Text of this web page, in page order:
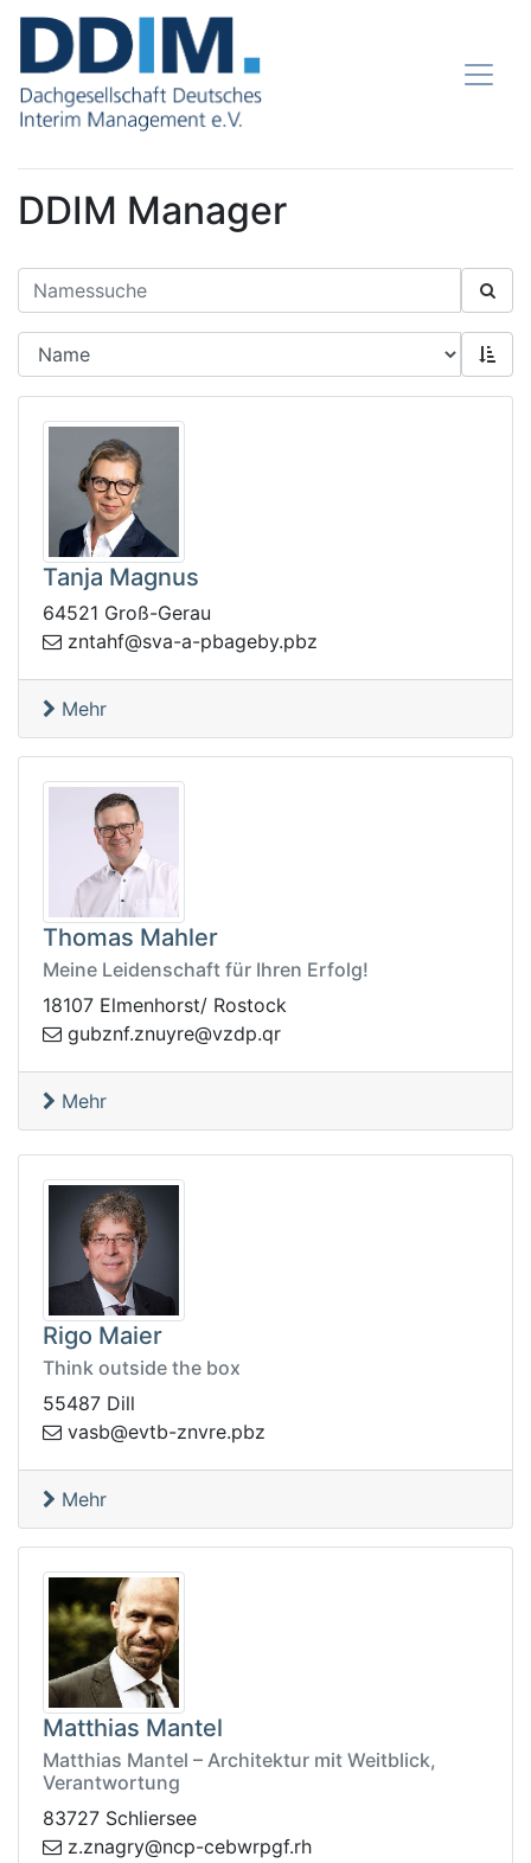
DDIM Manager
Tanja Magnus
64521 Groß-Gerau
zb
p.ybegabp-a-avs@fhatnz
Mehr
Thomas Mahler
Meine Leidenschaft für Ihren Erfolg!
18107 Elmenhorst/ Rostock
r
q.pdzv@eryunz.fnzbug
Mehr
Rigo Maier
Think outside the box
55487 Dill
zbp
.ervnz-btve@bsav
Mehr
Matthias Mantel
Matthias Mantel – Architektur mit Weitblick,
Verantwortung
83727 Schliersee
hr.fgprwbec-pc
n@yrganz.z